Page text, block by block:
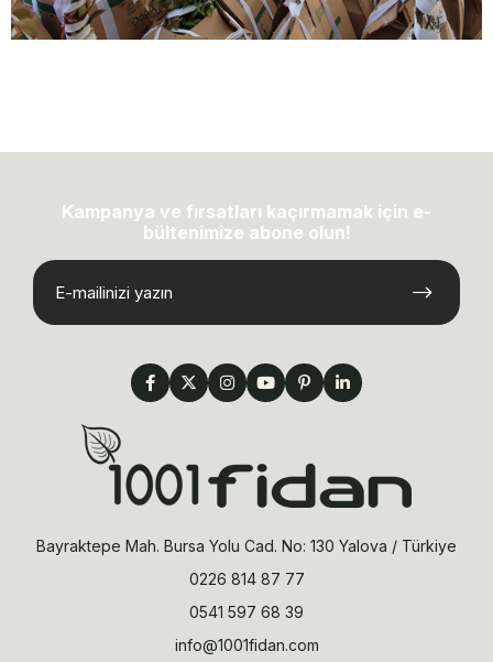
Kampanya ve fırsatları kaçırmamak için e-
bültenimize abone olun!
Bayraktepe Mah. Bursa Yolu Cad. No: 130 Yalova / Türkiye
0226 814 87 77
0541 597 68 39
info@1001fidan.com